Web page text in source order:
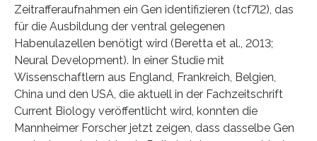
Zeitrafferaufnahmen ein Gen identifizieren (tcf7l2), das
für die Ausbildung der ventral gelegenen
Habenulazellen benötigt wird (Beretta et al., 2013;
Neural Development). In einer Studie mit
Wissenschaftlern aus England, Frankreich, Belgien,
China und den USA, die aktuell in der Fachzeitschrift
Current Biology veröffentlicht wird, konnten die
Mannheimer Forscher jetzt zeigen, dass dasselbe Gen